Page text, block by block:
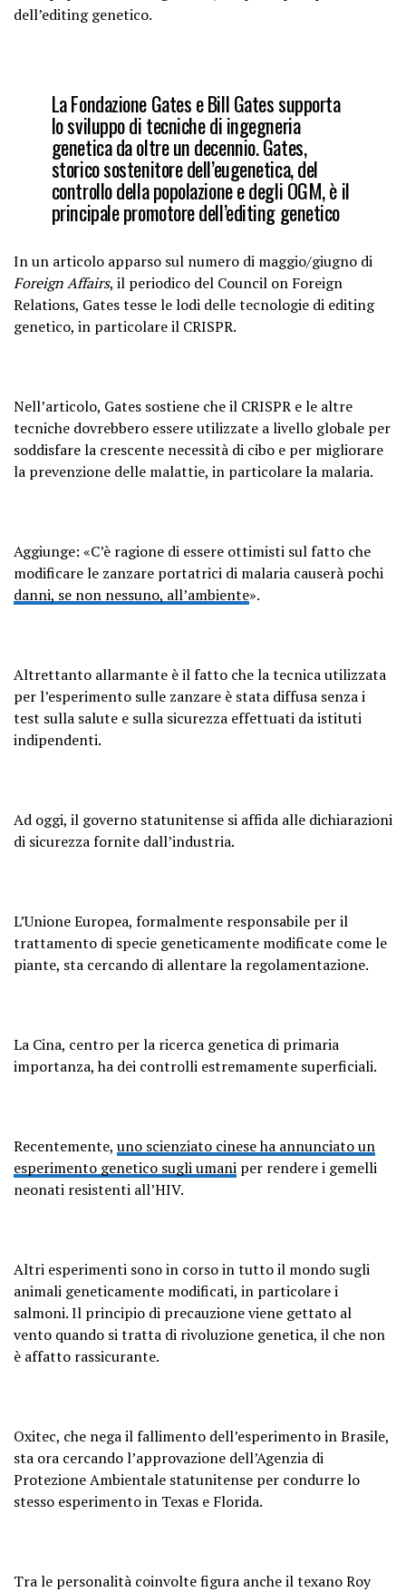
dell’editing genetico.
La Fondazione Gates e Bill Gates supporta
lo sviluppo di tecniche di ingegneria
genetica da oltre un decennio. Gates,
storico sostenitore dell’eugenetica, del
controllo della popolazione e degli OGM, è il
principale promotore dell’editing genetico
In un articolo apparso sul numero di maggio/giugno di
Foreign Affairs, il periodico del Council on Foreign
Relations, Gates tesse le lodi delle tecnologie di editing
genetico, in particolare il CRISPR.
Nell’articolo, Gates sostiene che il CRISPR e le altre
tecniche dovrebbero essere utilizzate a livello globale per
soddisfare la crescente necessità di cibo e per migliorare
la prevenzione delle malattie, in particolare la malaria.
Aggiunge: «C’è ragione di essere ottimisti sul fatto che
modificare le zanzare portatrici di malaria causerà pochi
danni, se non nessuno, all’ambiente».
Altrettanto allarmante è il fatto che la tecnica utilizzata
per l’esperimento sulle zanzare è stata diffusa senza i
test sulla salute e sulla sicurezza effettuati da istituti
indipendenti.
Ad oggi, il governo statunitense si affida alle dichiarazioni
di sicurezza fornite dall’industria.
L’Unione Europea, formalmente responsabile per il
trattamento di specie geneticamente modificate come le
piante, sta cercando di allentare la regolamentazione.
La Cina, centro per la ricerca genetica di primaria
importanza, ha dei controlli estremamente superficiali.
Recentemente, uno scienziato cinese ha annunciato un
esperimento genetico sugli umani per rendere i gemelli
neonati resistenti all’HIV.
Altri esperimenti sono in corso in tutto il mondo sugli
animali geneticamente modificati, in particolare i
salmoni. Il principio di precauzione viene gettato al
vento quando si tratta di rivoluzione genetica, il che non
è affatto rassicurante.
Oxitec, che nega il fallimento dell’esperimento in Brasile,
sta ora cercando l’approvazione dell’Agenzia di
Protezione Ambientale statunitense per condurre lo
stesso esperimento in Texas e Florida.
Tra le personalità coinvolte figura anche il texano Roy